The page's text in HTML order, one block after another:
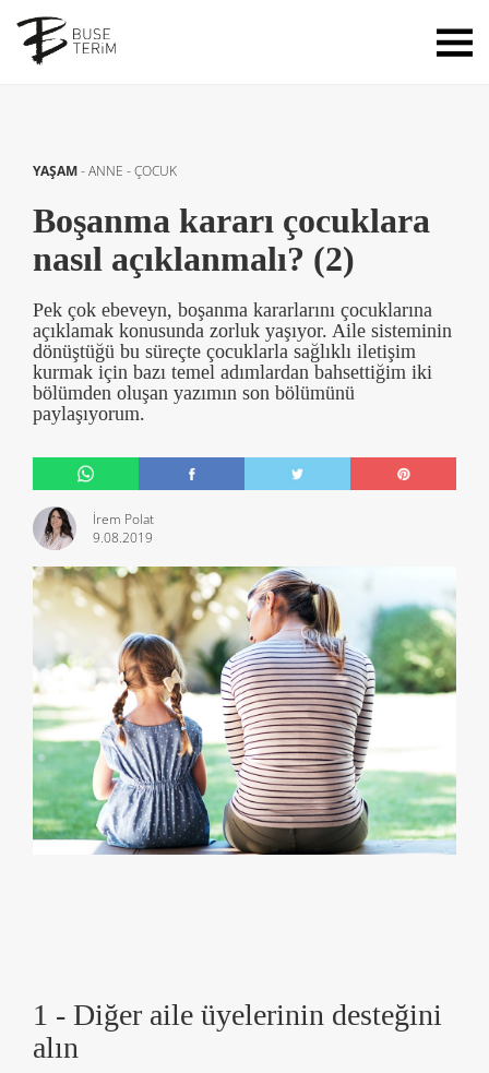
YAŞAM-ANNE - ÇOCUK
Boşanma kararı çocuklara
nasıl açıklanmalı? (2)
Pek çok ebeveyn, boşanma kararlarını çocuklarına
açıklamak konusunda zorluk yaşıyor. Aile sisteminin
dönüştüğü bu süreçte çocuklarla sağlıklı iletişim
kurmak için bazı temel adımlardan bahsettiğim iki
bölümden oluşan yazımın son bölümünü
paylaşıyorum.
İrem Polat
9.08.2019
1 - Diğer aile üyelerinin desteğini
alın